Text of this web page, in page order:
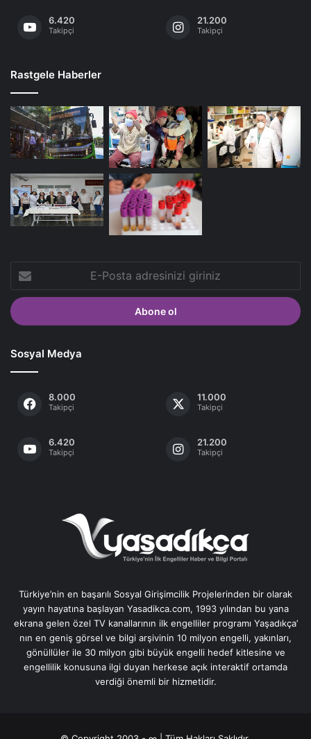
6.420
Takipçi
21.200
Takipçi
Rastgele Haberler
E-
Posta
adresinizi
giriniz
Sosyal Medya
8.000
Takipçi
11.000
Takipçi
6.420
Takipçi
21.200
Takipçi
Türkiye’nin en başarılı Sosyal Girişimcilik Projelerinden bir olarak
yayın hayatına başlayan Yasadikca.com, 1993 yılından bu yana
ekrana gelen özel TV kanallarının ilk engelliler programı Yaşadıkça’
nın en geniş görsel ve bilgi arşivinin 10 milyon engelli, yakınları,
gönüllüler ile 30 milyon gibi büyük engelli hedef kitlesine ve
engellilik konusuna ilgi duyan herkese açık interaktif ortamda
verdiği önemli bir hizmetidir.